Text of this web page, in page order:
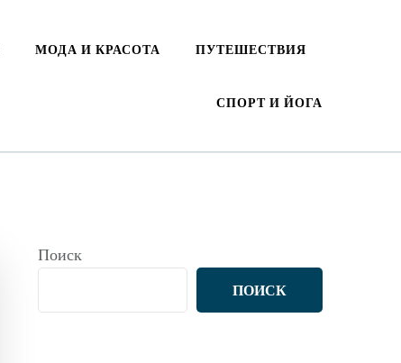
МОДА И КРАСОТА ПУТЕШЕСТВИЯ
СПОРТ И ЙОГА
Поиск
ПОИСК